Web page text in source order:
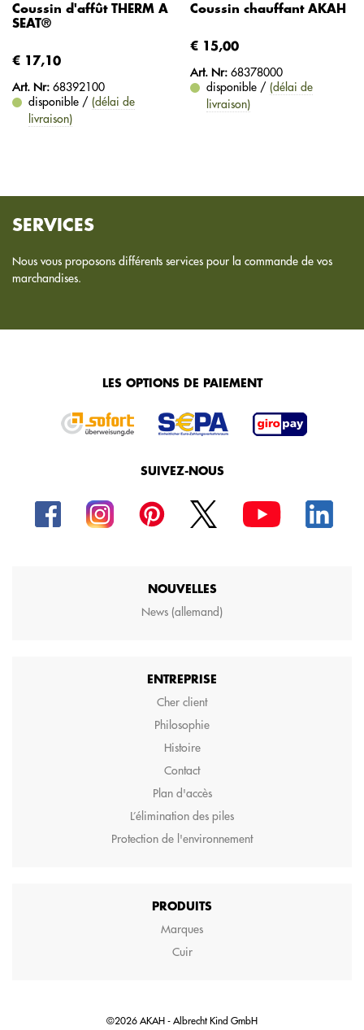
Coussin d'affût THERM A
SEAT®
€ 17,10
Art. Nr: 68392100
disponible / (délai de
livraison)
Coussin chauffant AKAH
€ 15,00
Art. Nr: 68378000
disponible / (délai de
livraison)
SERVICES
Nous vous proposons différents services pour la commande de vos
marchandises.
LES OPTIONS DE PAIEMENT
SUIVEZ-NOUS
NOUVELLES
News (allemand)
ENTREPRISE
Cher client
Philosophie
Histoire
Contact
Plan d'accès
L’élimination des piles
Protection de l'environnement
PRODUITS
Marques
Cuir
©2026 AKAH - Albrecht Kind GmbH